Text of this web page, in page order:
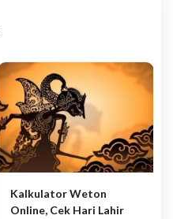
Kalkulator Weton
Online, Cek Hari Lahir